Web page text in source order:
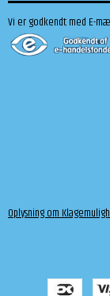
Vi er godkendt med E-
Oplysning om